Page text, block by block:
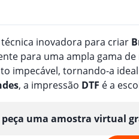
inovadora para criar
para uma ampla gama
impecável, tornando-a
, a impressão DTF é a
peça uma amostra virtual